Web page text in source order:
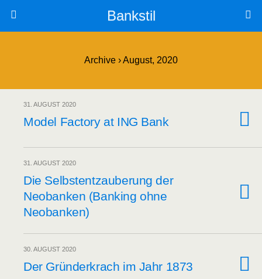
Bankstil
Archive › August, 2020
31. AUGUST 2020
Model Fac­to­ry at ING Bank
31. AUGUST 2020
Die Selbst­ent­zau­be­rung der
Neo­ban­ken (Ban­king ohne
Neobanken)
30. AUGUST 2020
Der Grün­der­krach im Jahr 1873